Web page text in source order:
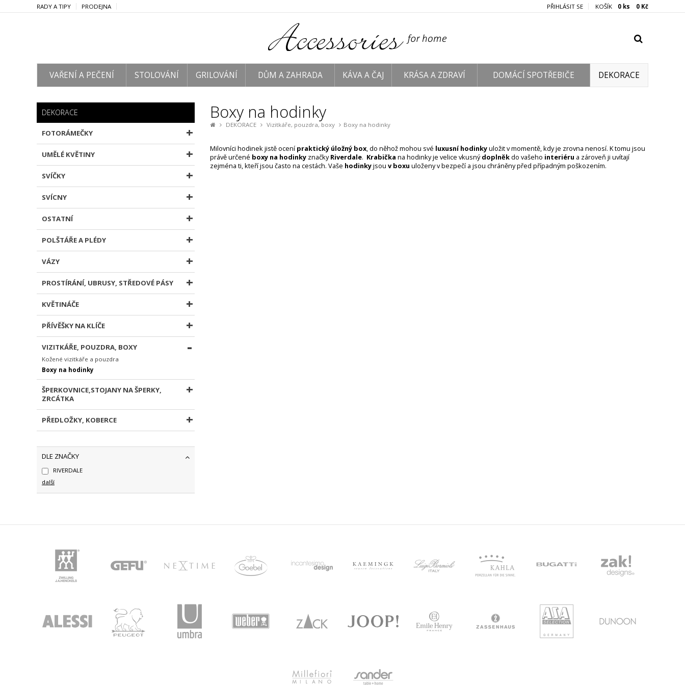
RADY A TIPY PRODEJNA PŘIHLÁSIT SE KOŠÍK 0 ks 0 Kč
VAŘENÍ A PEČENÍ STOLOVÁNÍ GRILOVÁNÍ DŮM A ZAHRADA KÁVA A ČAJ KRÁSA A ZDRAVÍ DOMÁCÍ SPOTŘEBIČE DEKORACE
Boxy na hodinky
DEKORACE Vizitkáře, pouzdra, boxy Boxy na hodinky
Milovníci hodinek jistě ocení praktický úložný box, do něhož mohou své luxusní hodinkyuložit v momentě, kdy je zrovna nenosí. K tomu jsou
právě určené boxy na hodinky značkyRiverdale. Krabička na hodinky je velice vkusnýdoplněkdo vašeho interiéru a zároveň ji uvítají
zejména ti, kteří jsou často na cestách. Vaše hodinkyjsou v boxu uloženy v bezpečí a jsou chráněny před případným poškozením.
DEKORACE
FOTORÁMEČKY
UMĚLÉ KVĚTINY
SVÍČKY
SVÍCNY
OSTATNÍ
POLŠTÁŘE A PLÉDY
VÁZY
PROSTÍRÁNÍ, UBRUSY, STŘEDOVÉ PÁSY
KVĚTINÁČE
PŘÍVĚŠKY NA KLÍČE
VIZITKÁŘE, POUZDRA, BOXY
Kožené vizitkáře a pouzdra
Boxy na hodinky
ŠPERKOVNICE,STOJANY NA ŠPERKY,
ZRCÁTKA
PŘEDLOŽKY, KOBERCE
DLE ZNAČKY
RIVERDALE
další